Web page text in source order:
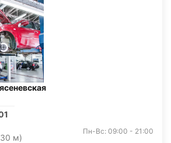
м)
Пн-Вс: 09:00 - 21:00